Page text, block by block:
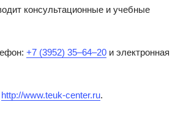
консультационные и учебные
+7 (3952) 35‒64‒20 и электронная
http://www.teuk-center.ru.